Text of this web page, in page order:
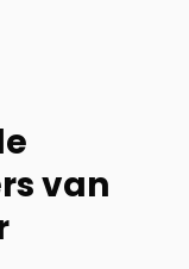
van